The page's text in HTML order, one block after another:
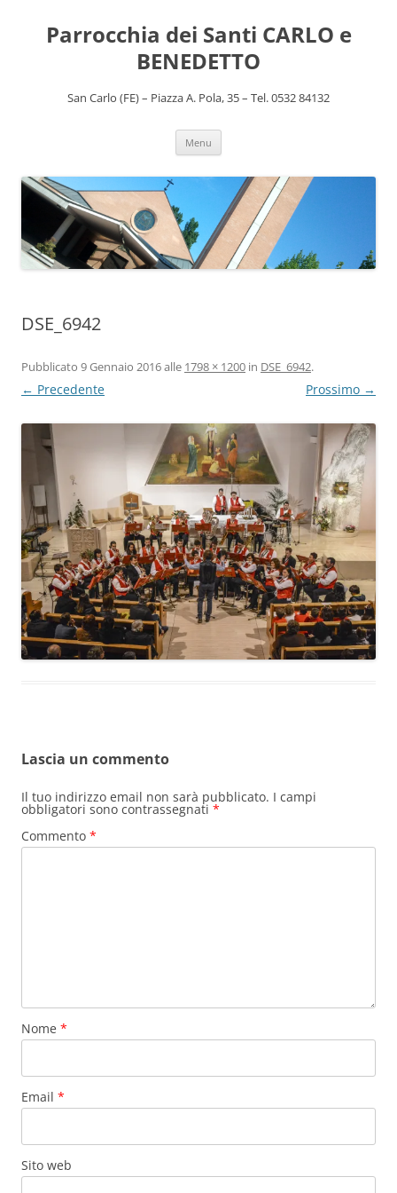
contenuto
Parrocchia dei Santi CARLO e
BENEDETTO
San Carlo (FE) – Piazza A. Pola, 35 – Tel. 0532 84132
Menu
DSE_6942
Pubblicato 9 Gennaio 2016alle 1798 × 1200 in DSE_6942.
← Precedente Prossimo →
Lascia un commento
Il tuo indirizzo email non sarà pubblicato. I campi
obbligatori sono contrassegnati *
Commento *
Nome *
Email *
Sito web